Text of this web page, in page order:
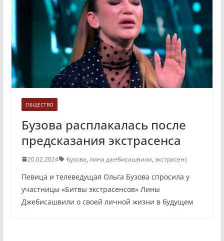
ОБЩЕСТВО
Бузова расплакалась после
предсказания экстрасенса
20.02.2024 бузова, лина джебисашвили, экстрасенс
Певица и телеведущая Ольга Бузова спросила у
участницы «Битвы экстрасенсов» Лины
Джебисашвили о своей личной жизни в будущем